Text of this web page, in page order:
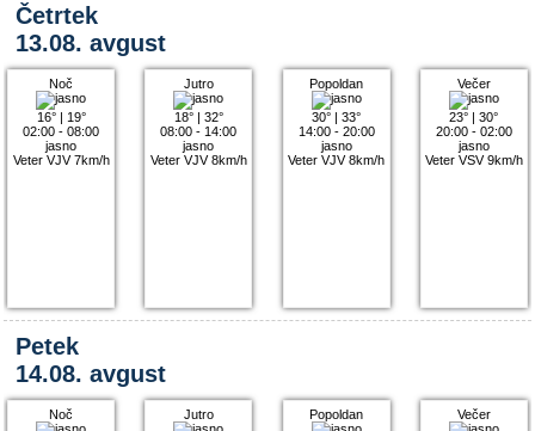
Četrtek
13.08. avgust
Noč
16°| 19°
02:00 - 08:00
jasno
Veter VJV 7km/h
Jutro
18°| 32°
08:00 - 14:00
jasno
Veter VJV 8km/h
Popoldan
30° |33°
14:00 - 20:00
jasno
Veter VJV 8km/h
Večer
23° |30°
20:00 - 02:00
jasno
Veter VSV 9km/h
Petek
14.08. avgust
Noč Jutro Popoldan Večer